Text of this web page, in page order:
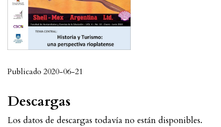
Publicado 2020-06-21
Descargas
Los datos de descargas todavía no están disponibles.